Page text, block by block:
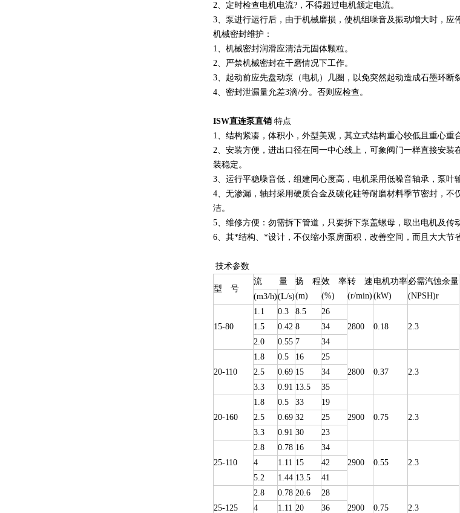
2、定时检查电机电流?，不得超过电机颔定电流。
3、泵进行运行后，由于机械磨损，使机组噪音及振动增大时，应
机械密封维护：
1、机械密封润滑应清洁无固体颗粒。
2、严禁机械密封在干磨情况下工作。
3、起动前应先盘动泵（电机）几圈，以免突然起动造成石墨环断
4、密封泄漏量允差3滴/分。否则应检查。
ISW直连泵直销 特点
1、结构紧凑，体积小，外型美观，其立式结构重心较低且重心重
2、安装方便，进出口径在同一中心线上，可象阀门一样直接安
装稳定。
3、运行平稳噪音低，组建同心度高，电机采用低噪音轴承，泵
4、无渗漏，轴封采用硬质合金及碳化硅等耐磨材料季节密封，
洁。
5、维修方便：勿需拆下管道，只要拆下泵盖螺母，取出电机及传
6、其*结构、*设计，不仅缩小泵房面积，改善空间，而且大大节
技术参数
型 号
流 量
扬 程
(m)
效 率
(%)
转 速
(r/min)
电机功率
(kW)
必需汽蚀余量
(NPSH)r
(m3/h)(L/s)
15-80
1.1 0.3 8.5
26
2800
0.18 2.3
1.5 0.42 8
34
2.0
0.55 7 34
20-110
1.8 0.5 16
25
2800
0.37 2.3
2.5 0.69 15
34
3.3
0.91 13.5 35
20-160
1.8 0.5 33
19
2900
0.75 2.3
2.5 0.69 32
25
3.3
0.91 30 23
25-110
2.8 0.78 16
34
2900
0.55 2.3
4 1.11 15
42
5.2
1.44 13.5 41
25-125
2.8 0.78 20.6
28
2900
0.75 2.3
4 1.11 20
36